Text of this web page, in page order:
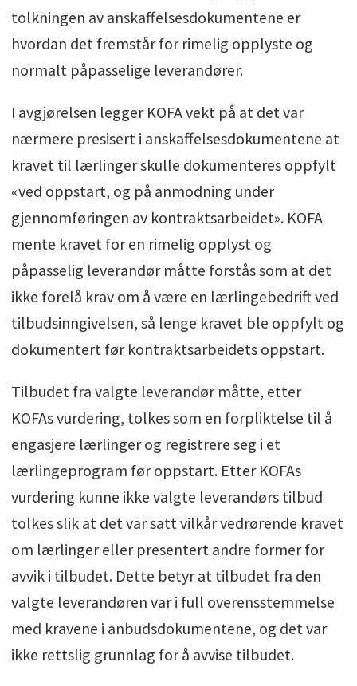
tolkningen av anskaffelsesdokumentene er
hvordan det fremstår for rimelig opplyste og
normalt påpasselige leverandører.
I avgjørelsen legger KOFA vekt på at det var
nærmere presisert i anskaffelsesdokumentene at
kravet til lærlinger skulle dokumenteres oppfylt
«ved oppstart, og på anmodning under
gjennomføringen av kontraktsarbeidet». KOFA
mente kravet for en rimelig opplyst og
påpasselig leverandør måtte forstås som at det
ikke forelå krav om å være en lærlingebedrift ved
tilbudsinngivelsen, så lenge kravet ble oppfylt og
dokumentert før kontraktsarbeidets oppstart.
Tilbudet fra valgte leverandør måtte, etter
KOFAs vurdering, tolkes som en forpliktelse til å
engasjere lærlinger og registrere seg i et
lærlingeprogram før oppstart. Etter KOFAs
vurdering kunne ikke valgte leverandørs tilbud
tolkes slik at det var satt vilkår vedrørende kravet
om lærlinger eller presentert andre former for
avvik i tilbudet. Dette betyr at tilbudet fra den
valgte leverandøren var i full overensstemmelse
med kravene i anbudsdokumentene, og det var
ikke rettslig grunnlag for å avvise tilbudet.